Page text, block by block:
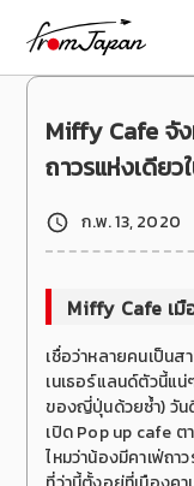
Miffy Cafe จั
ถาวรแห่งเดีย
ก.พ. 13, 2020
Miffy Cafe เมื
เชื่อว่าหลายคนเป็น
เนเธอร์แลนด์ตัวนี้แ
ของญี่ปุ่นด้วยซ้ำ) วัน
เปิด Pop up cafe ต
ไหมว่าน้องมีคาเฟ่ถา